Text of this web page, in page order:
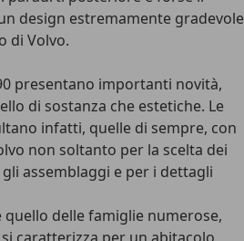
design estremamente gradevole
di Volvo.
presentano importanti novità,
di sostanza che estetiche. Le
infatti, quelle di sempre, con
non soltanto per la scelta dei
assemblaggi e per i dettagli
delle famiglie numerose,